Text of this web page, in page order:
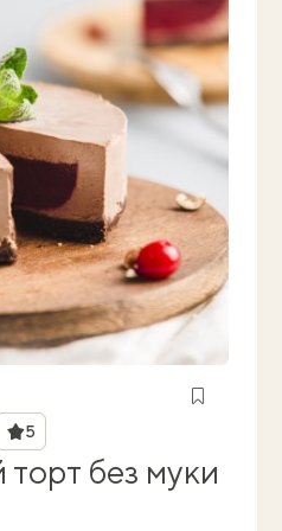
Рейтинг
5
без муки